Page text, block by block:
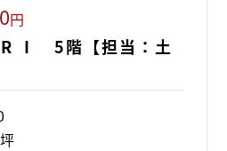
円
Ⅰ 5階【担当：土